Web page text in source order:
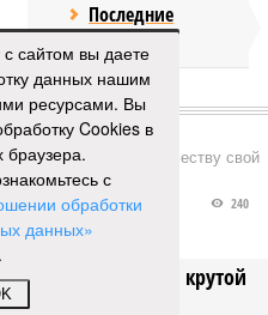
Последние
времена
0
показывала человечеству свой
свой крутой
240
сайтом вы даете
данных нашим
ресурсами. Вы
Cookies в
браузера.
с
обработки
данных»
.